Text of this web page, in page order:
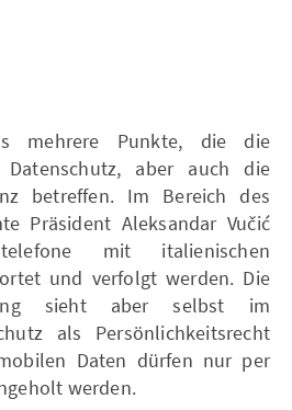
mehrere Punkte, die die
Datenschutz, aber auch die
betreffen. Im Bereich des
Präsident Aleksandar Vučić
mit italienischen
und verfolgt werden. Die
sieht aber selbst im
als Persönlichkeitsrecht
Daten dürfen nur per
werden.